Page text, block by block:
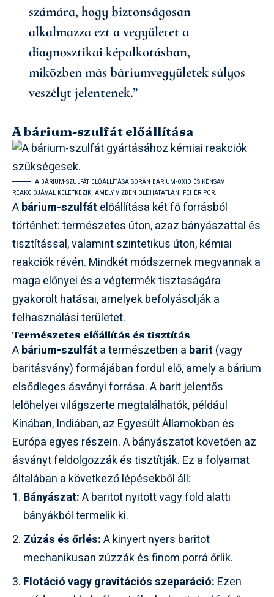
számára, hogy biztonságosan
alkalmazza ezt a vegyületet a
diagnosztikai képalkotásban,
miközben más báriumvegyületek súlyos
veszélyt jelentenek.”
A bárium-szulfát előállítása
A BÁRIUM-SZULFÁT ELŐÁLLÍTÁSA SORÁN BÁRIUM-OXID ÉS KÉNSAV
REAKCIÓJÁVAL KELETKEZIK, AMELY VÍZBEN OLDHATATLAN, FEHÉR POR.
Abárium-szulfát előállítása két fő forrásból
történhet: természetes úton, azaz bányászattal és
tisztítással, valamint szintetikus úton, kémiai
reakciók révén. Mindkét módszernek megvannak a
maga előnyei és a végtermék tisztaságára
gyakorolt hatásai, amelyek befolyásolják a
felhasználási területet.
Természetes előállítás és tisztítás
Abárium-szulfát a természetben a barit (vagy
baritásvány) formájában fordul elő, amely a bárium
elsődleges ásványi forrása. A barit jelentős
lelőhelyei világszerte megtalálhatók, például
Kínában, Indiában, az Egyesült Államokban és
Európa egyes részein. A bányászatot követően az
ásványt feldolgozzák és tisztítják. Ez a folyamat
általában a következő lépésekből áll:
Bányászat:A baritot nyitott vagy föld alatti
bányákból termelik ki.
Zúzás és őrlés:A kinyert nyers baritot
mechanikusan zúzzák és finom porrá őrlik.
Flotáció vagy gravitációs szeparáció: Ezen